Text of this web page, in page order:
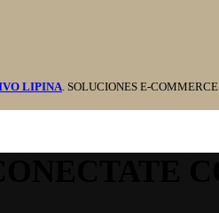
LIPINA. SOLUCIONES E-COMMERCE